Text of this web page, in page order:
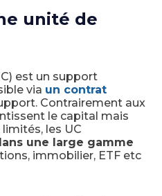
unité de
est un support
via un contrat
Contrairement aux
le capital mais
les UC
une large gamme
immobilier, ETF etc